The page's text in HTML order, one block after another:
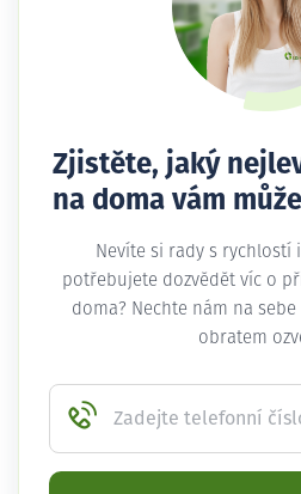
Zjistěte, jaký
na doma vám
Nevíte si rady s rychlostí
potřebujete dozvědět víc o
doma? Nechte nám na
obratem
Zadejte telefonní